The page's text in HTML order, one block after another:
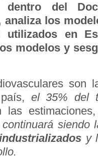
del
analiza los
utilizados en
modelos y
son
el 35% del
las
siendo
y